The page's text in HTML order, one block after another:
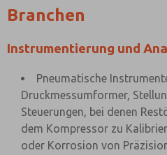
Branchen
Instrumentierung und
Pneumatische
Druckmessumformer,
Steuerungen, bei denen
dem Kompressor zu
oder Korrosion von